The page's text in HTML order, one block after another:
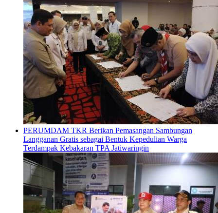
PERUMDAM TKR Berikan Pemasangan Sambungan
Langganan Gratis sebagai Bentuk Kepedulian Warga
Terdampak Kebakaran TPA Jatiwaringin